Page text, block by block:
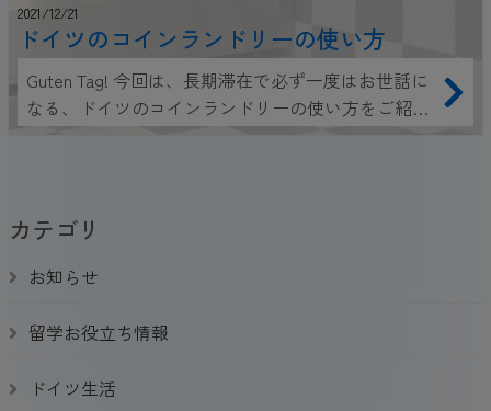
2021/12/21
ドイツのコインランドリーの使い方
Guten Tag! 今回は、長期滞在で必ず一度はお世話に
なる、ドイツのコインランドリーの使い方をご紹介
いたします。 「日本のコインランドリーさえ使った
カテゴリ
お知らせ
留学お役立ち情報
ドイツ生活